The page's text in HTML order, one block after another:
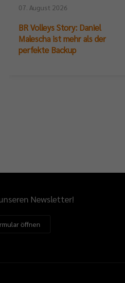
07. August 2026
BR Volleys Story: Daniel
Malescha ist mehr als der
perfekte Backup
Newsletter!
öffnen